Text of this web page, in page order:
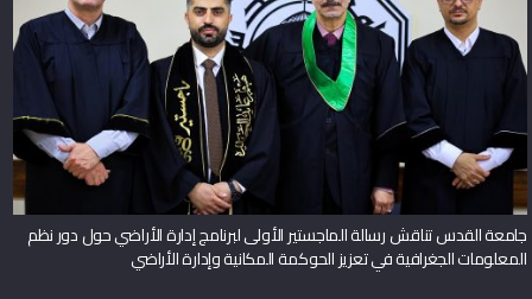
جامعة القدس تناقش رسالة الماجستير الأولى لبرنامج إدارة الأراضي حول دور نظم
المعلومات الجغرافية في تعزيز الحوكمة المكانية وإدارة الأراضي